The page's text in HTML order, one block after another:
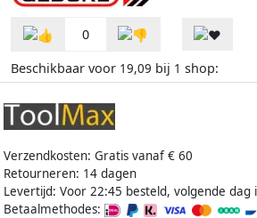
0
Beschikbaar voor 19,09 bij 1 shop:
Verzendkosten: Gratis vanaf € 60
Retourneren: 14 dagen
Levertijd: Voor 22:45 besteld, volgende dag
Betaalmethodes: